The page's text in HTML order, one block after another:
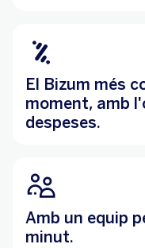
El Bizum més
moment, amb
despeses.
Amb un equip
minut.